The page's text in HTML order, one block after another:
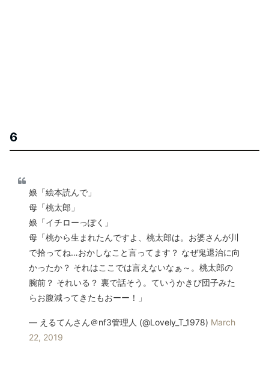
6
娘「絵本読んで」
母「桃太郎」
娘「イチローっぽく」
母「桃から生まれたんですよ、桃太郎は。お婆さんが川
で拾ってね…おかしなこと言ってます？ なぜ鬼退治に向
かったか？ それはここでは言えないなぁ～。桃太郎の
腕前？ それいる？ 裏で話そう。ていうかきび団子みた
らお腹減ってきたもおーー！」
— えるてんさん＠nf3管理人 (@Lovely_T_1978) March
22, 2019